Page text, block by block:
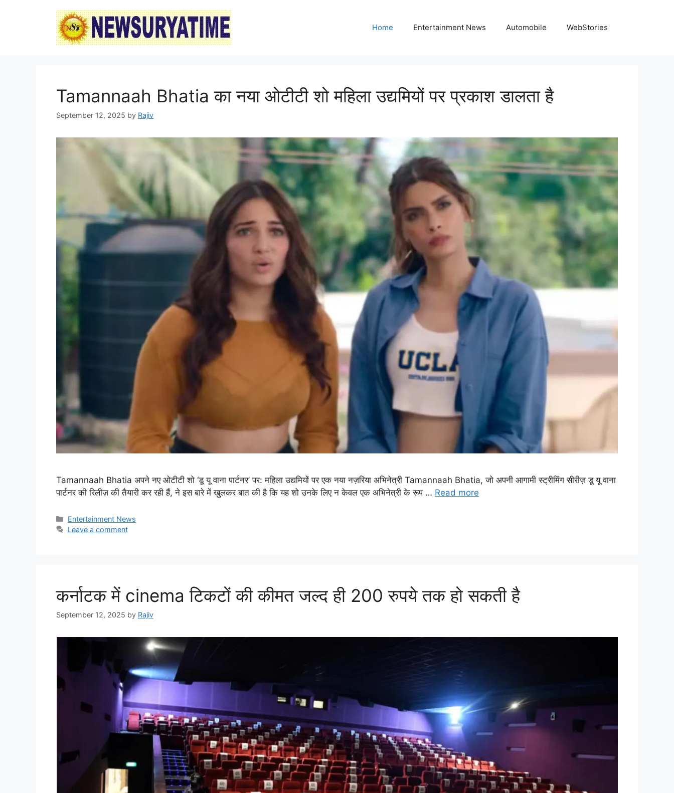
Home Entertainment News Automobile WebStories
Tamannaah Bhatia का नया ओटीटी शो महिला उद्यमियों पर प्रकाश डालता है
September 12, 2025 by Rajiv
Tamannaah Bhatia अपने नए ओटीटी शो ‘डू यू वाना पार्टनर’ पर: महिला उद्यमियों पर एक नया नज़रिया अभिनेत्री Tamannaah Bhatia, जो अपनी आगामी स्ट्रीमिंग सीरीज़ डू यू वाना
पार्टनर की रिलीज़ की तैयारी कर रही हैं, ने इस बारे में खुलकर बात की है कि यह शो उनके लिए न केवल एक अभिनेत्री के रूप … Read more
Categories
Entertainment News
Leave a comment
कर्नाटक में cinema टिकटों की कीमत जल्द ही 200 रुपये तक हो सकती है
September 12, 2025 by Rajiv